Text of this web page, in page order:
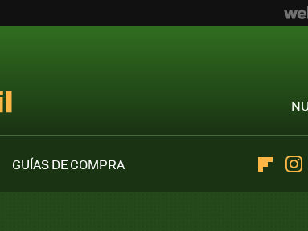
GUÍAS DE COMPRA